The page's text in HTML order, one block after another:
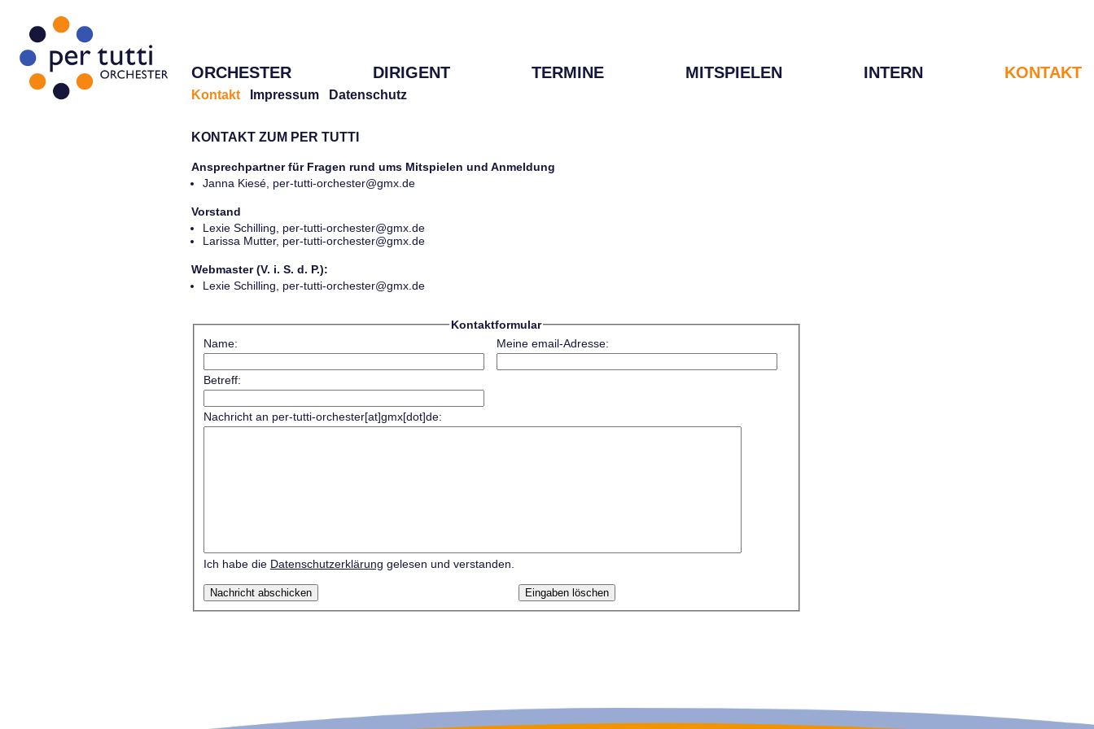
ORCHESTER DIRIGENT TERMINE MITSPIELEN INTERN KONTAKT
Kontakt Impressum Datenschutz
KONTAKT ZUM PER TUTTI
Ansprechpartner für Fragen rund ums Mitspielen und Anmeldung
Janna Kiesé, per-tutti-orchester@gmx.de
Vorstand
Lexie Schilling, per-tutti-orchester@gmx.de
Larissa Mutter, per-tutti-orchester@gmx.de
Webmaster (V. i. S. d. P.):
Lexie Schilling, per-tutti-orchester@gmx.de
Kontaktformular
Name:
Meine email-Adresse:
Betreff:
Nachricht an per-tutti-orchester[at]gmx[dot]de:
Ich habe die Datenschutzerklärung gelesen und verstanden.